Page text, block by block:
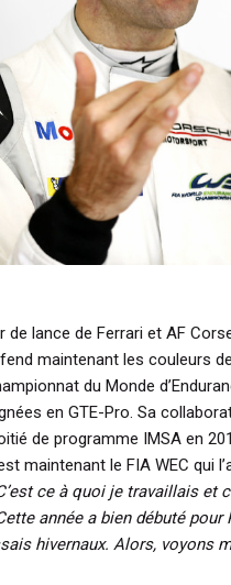
de lance de Ferrari et AF
maintenant les couleurs
du Monde
en GTE-Pro. Sa
de programme IMSA en
maintenant le FIA WEC qui
ce à quoi je travaillais et
année a bien débuté
hivernaux. Alors, voyons